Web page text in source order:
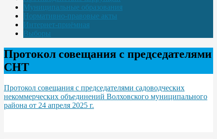
Муниципальные образования
Нормативно-правовые акты
Интернет-приёмная
Выборы
Протокол совещания с председателями
СНТ
Протокол совещания с председателями садоводческих
некоммерческих объединений Волховского муниципального
района от 24 апреля 2025 г.